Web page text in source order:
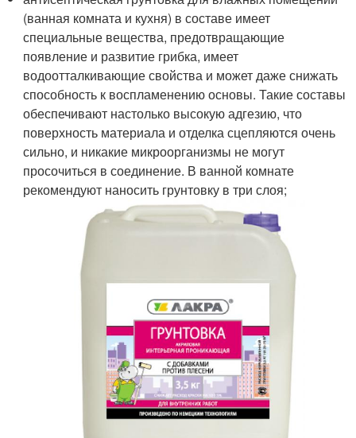
(ванная комната и кухня) в составе имеет
специальные вещества, предотвращающие
появление и развитие грибка, имеет
водоотталкивающие свойства и может даже снижать
способность к воспламенению основы. Такие составы
обеспечивают настолько высокую адгезию, что
поверхность материала и отделка сцепляются очень
сильно, и никакие микроорганизмы не могут
просочиться в соединение. В ванной комнате
рекомендуют наносить грунтовку в три слоя;